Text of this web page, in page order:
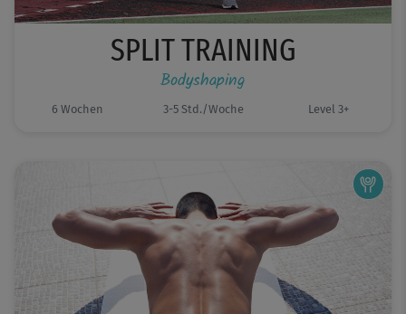
SPLIT TRAINING
Bodyshaping
6 Wochen 3-5 Std./Woche Level 3+